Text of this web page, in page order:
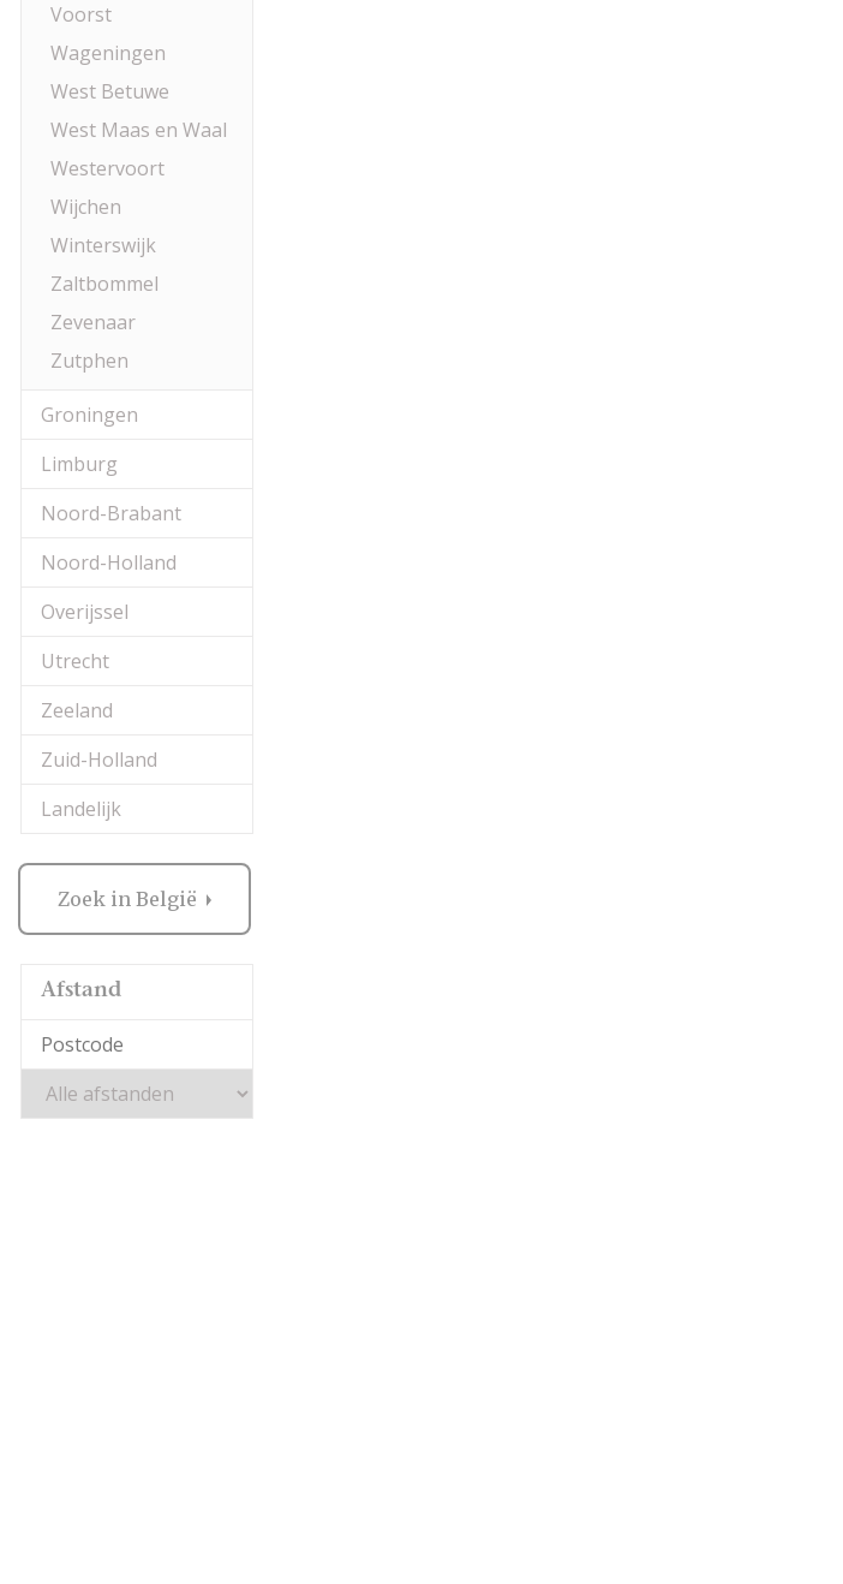
Voorst
Wageningen
West Betuwe
West Maas en Waal
Westervoort
Wijchen
Winterswijk
Zaltbommel
Zevenaar
Zutphen
Groningen
Limburg
Noord-Brabant
Noord-Holland
Overijssel
Utrecht
Zeeland
Zuid-Holland
Landelijk
Zoek in België
Afstand